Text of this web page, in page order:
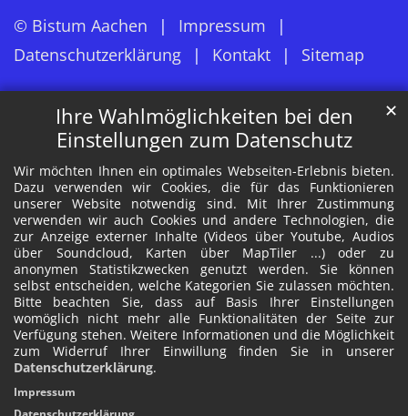
Ihre Wahlmöglichkeiten bei den
Einstellungen zum Datenschutz
Wir möchten Ihnen ein optimales Webseiten-Erlebnis bieten.
Dazu verwenden wir Cookies, die für das Funktionieren
unserer Website notwendig sind. Mit Ihrer Zustimmung
verwenden wir auch Cookies und andere Technologien, die
zur Anzeige externer Inhalte (Videos über Youtube, Audios
über Soundcloud, Karten über MapTiler ...) oder zu
anonymen Statistikzwecken genutzt werden. Sie können
selbst entscheiden, welche Kategorien Sie zulassen möchten.
Bitte beachten Sie, dass auf Basis Ihrer Einstellungen
womöglich nicht mehr alle Funktionalitäten der Seite zur
Verfügung stehen. Weitere Informationen und die Möglichkeit
zum Widerruf Ihrer Einwillung finden Sie in unserer
Datenschutzerklärung.
✕
Impressum
© Bistum Aachen
Impressum
Datenschutzerklärung
Kontakt Sitemap